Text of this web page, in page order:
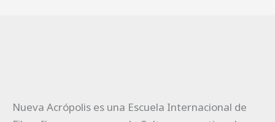
Nueva Acrópolis es una Escuela Internacional de